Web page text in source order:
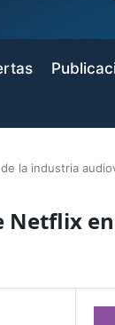
la industria
Netflix